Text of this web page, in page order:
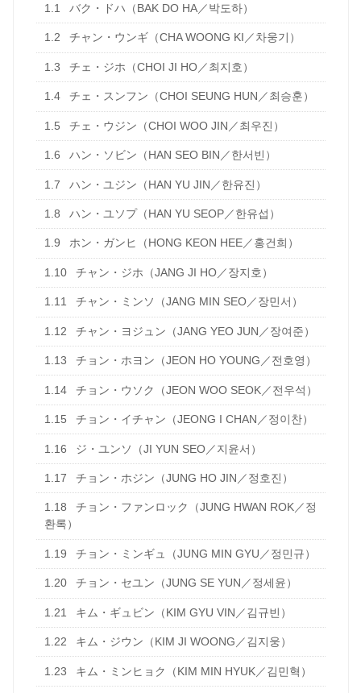
1.1 バク・ドハ（BAK DO HA／박도하）
1.2 チャン・ウンギ（CHA WOONG KI／차웅기）
1.3 チェ・ジホ（CHOI JI HO／최지호）
1.4 チェ・スンフン（CHOI SEUNG HUN／최승훈）
1.5 チェ・ウジン（CHOI WOO JIN／최우진）
1.6 ハン・ソビン（HAN SEO BIN／한서빈）
1.7 ハン・ユジン（HAN YU JIN／한유진）
1.8 ハン・ユソプ（HAN YU SEOP／한유섭）
1.9 ホン・ガンヒ（HONG KEON HEE／홍건희）
1.10 チャン・ジホ（JANG JI HO／장지호）
1.11 チャン・ミンソ（JANG MIN SEO／장민서）
1.12 チャン・ヨジュン（JANG YEO JUN／장여준）
1.13 チョン・ホヨン（JEON HO YOUNG／전호영）
1.14 チョン・ウソク（JEON WOO SEOK／전우석）
1.15 チョン・イチャン（JEONG I CHAN／정이찬）
1.16 ジ・ユンソ（JI YUN SEO／지윤서）
1.17 チョン・ホジン（JUNG HO JIN／정호진）
1.18
チョン・ファンロック（JUNG HWAN ROK／정
환록）
1.19 チョン・ミンギュ（JUNG MIN GYU／정민규）
1.20 チョン・セユン（JUNG SE YUN／정세윤）
1.21 キム・ギュビン（KIM GYU VIN／김규빈）
1.22 キム・ジウン（KIM JI WOONG／김지웅）
1.23 キム・ミンヒョク（KIM MIN HYUK／김민혁）